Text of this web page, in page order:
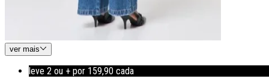
ver mais
leve 2 ou + por 159,90 cada